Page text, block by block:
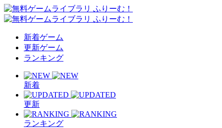
新着ゲーム
更新ゲーム
ランキング
新着
更新
ランキング